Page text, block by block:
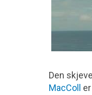
Den
MacColl